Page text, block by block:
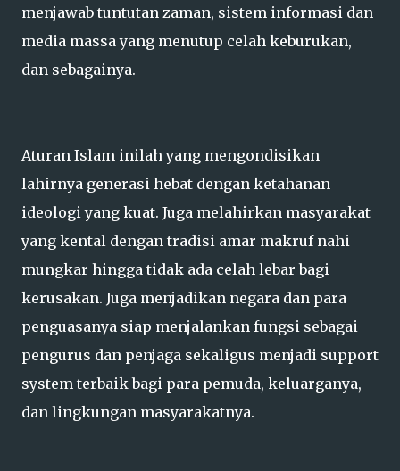
menjawab tuntutan zaman, sistem informasi dan
media massa yang menutup celah keburukan,
dan sebagainya.
Aturan Islam inilah yang mengondisikan
lahirnya generasi hebat dengan ketahanan
ideologi yang kuat. Juga melahirkan masyarakat
yang kental dengan tradisi amar makruf nahi
mungkar hingga tidak ada celah lebar bagi
kerusakan. Juga menjadikan negara dan para
penguasanya siap menjalankan fungsi sebagai
pengurus dan penjaga sekaligus menjadi support
system terbaik bagi para pemuda, keluarganya,
dan lingkungan masyarakatnya.